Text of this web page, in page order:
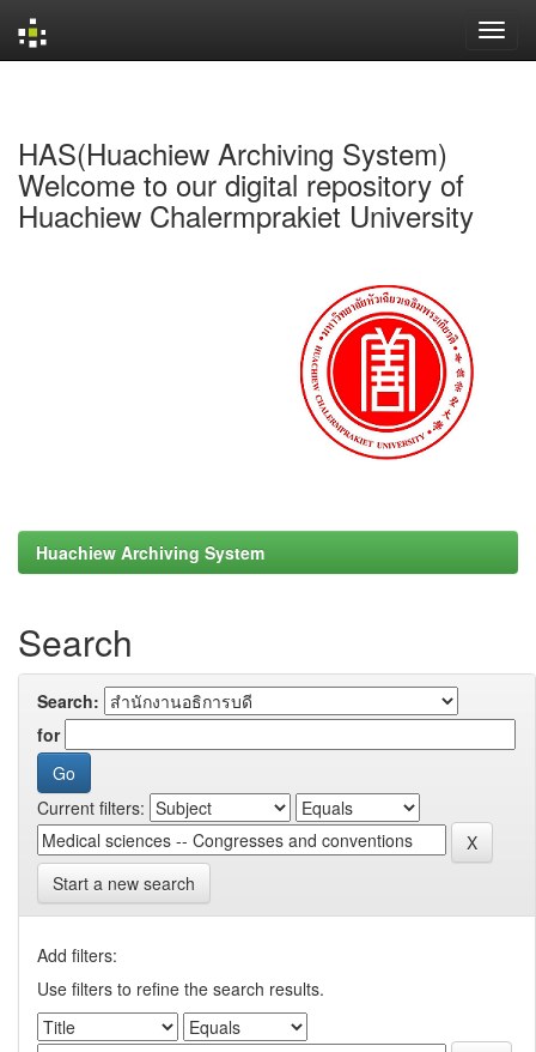
HAS(Huachiew Archiving System)
Welcome to our digital repository of
Huachiew Chalermprakiet University
Huachiew Archiving System
Search
Search:
for
Current filters:
Start a new search
Add filters:
Use filters to refine the search results.